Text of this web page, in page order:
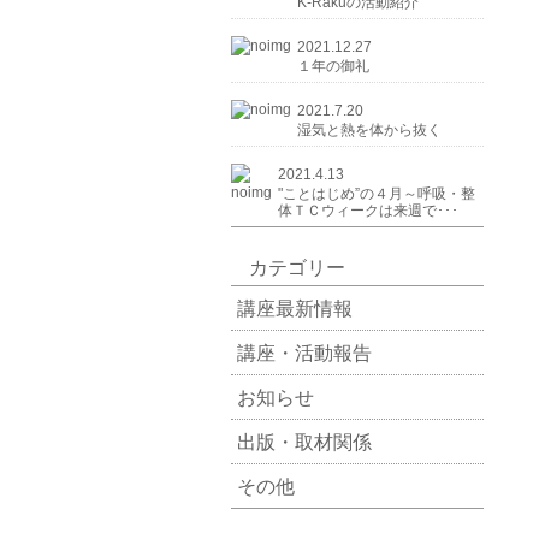
2021.12.27
１年の御礼
2021.7.20
湿気と熱を体から抜く
2021.4.13
"ことはじめ”の４月～呼吸・整
体ＴＣウィークは来週で･･･
カテゴリー
講座最新情報
講座・活動報告
お知らせ
出版・取材関係
その他